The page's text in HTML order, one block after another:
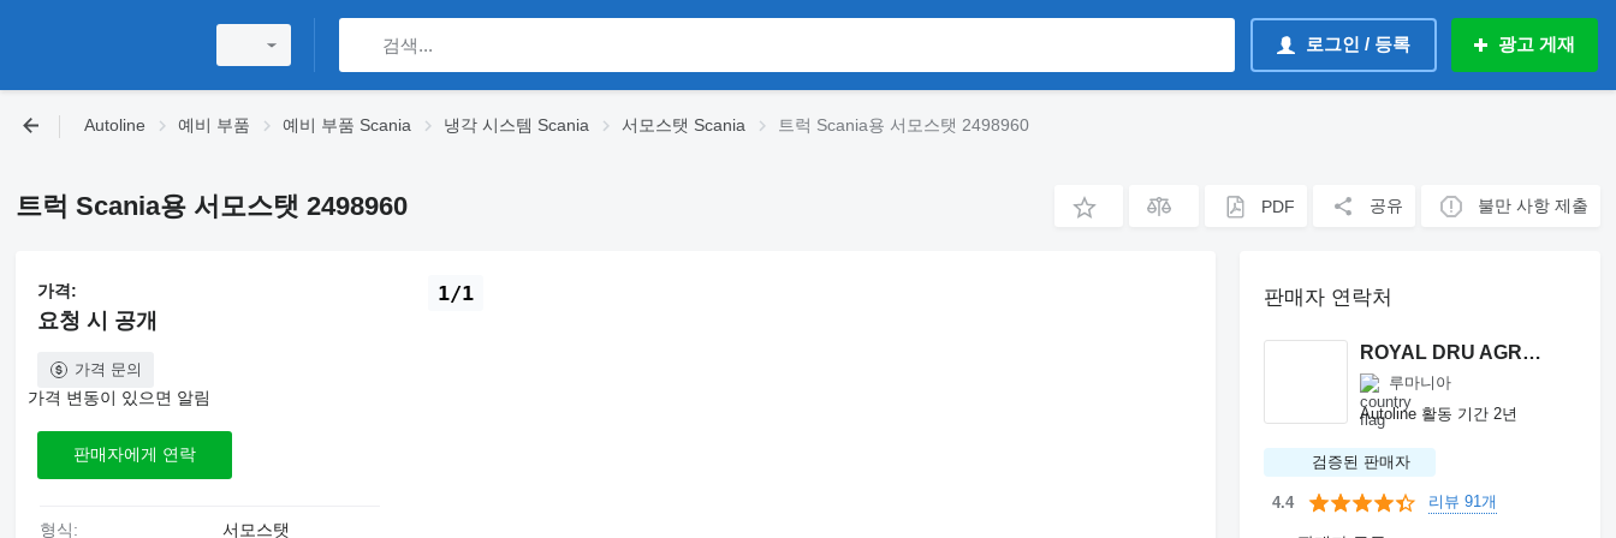
로그인 / 등록 광고 게재
Autoline 예비 부품 예비 부품 Scania 냉각 시스템 Scania 서모스탯 Scania 트럭 Scania용 서모스탯 2498960
트럭 Scania용 서모스탯 2498960 PDF 공유 불만 사항 제출
1/1
가격:
요청 시 공개
가격 문의
가격 변동이 있으면 알림
판매자에게 연락
형식: 서모스탯
판매자 연락처
ROYAL DRU AGRO S.R.L.
루마니아
Autoline 활동 기간 2년
검증된 판매자
4.4 리뷰 91개